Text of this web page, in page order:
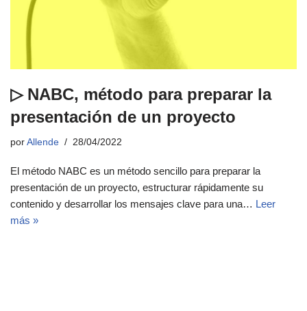
▷ NABC, método para preparar la
presentación de un proyecto
por Allende 28/04/2022
El método NABC es un método sencillo para preparar la
presentación de un proyecto, estructurar rápidamente su
contenido y desarrollar los mensajes clave para una… Leer
más »